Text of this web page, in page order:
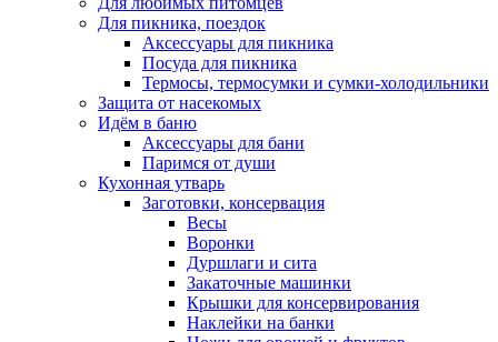
Для пикника, поездок
Аксессуары для пикника
Посуда для пикника
Термосы, термосумки и сумки-холодильники
Защита от насекомых
Идём в баню
Аксессуары для бани
Паримся от души
Кухонная утварь
Заготовки, консервация
Весы
Воронки
Дуршлаги и сита
Закаточные машинки
Крышки для консервирования
Наклейки на банки